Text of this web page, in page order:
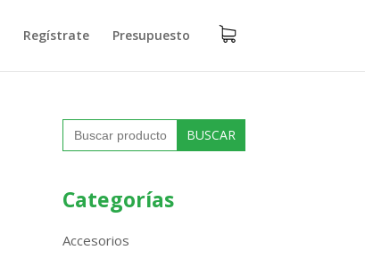
Regístrate Presupuesto
Buscar:
Categorías
Accesorios